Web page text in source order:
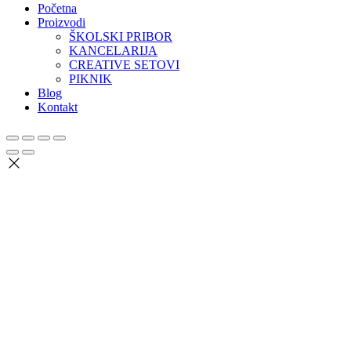
Početna
Proizvodi
ŠKOLSKI PRIBOR
KANCELARIJA
CREATIVE SETOVI
PIKNIK
Blog
Kontakt